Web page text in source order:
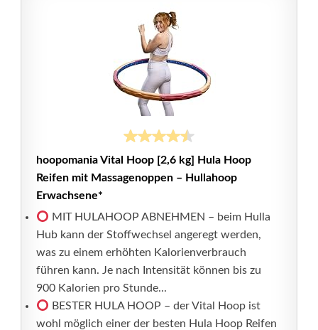
hoopomania Vital Hoop [2,6 kg] Hula Hoop
Reifen mit Massagenoppen – Hullahoop
Erwachsene*
MIT HULAHOOP ABNEHMEN – beim Hulla
Hub kann der Stoffwechsel angeregt werden,
was zu einem erhöhten Kalorienverbrauch
führen kann. Je nach Intensität können bis zu
900 Kalorien pro Stunde...
BESTER HULA HOOP – der Vital Hoop ist
wohl möglich einer der besten Hula Hoop Reifen